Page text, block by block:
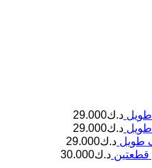
د.ك29.000
د.ك29.000
طويل د.ك29.000
د.ك30.000